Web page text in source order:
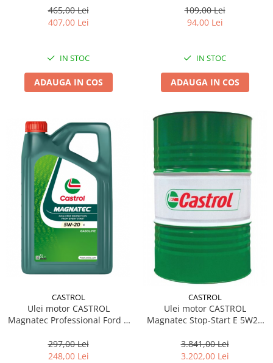
465,00 Lei
407,00 Lei
IN STOC
ADAUGA IN COS
109,00 Lei
94,00 Lei
IN STOC
ADAUGA IN COS
CASTROL
Ulei motor CASTROL
Magnatec Professional Ford E
297,00 Lei
248,00 Lei
CASTROL
Ulei motor CASTROL
Magnatec Stop-Start E 5W20
3.841,00 Lei
3.202,00 Lei